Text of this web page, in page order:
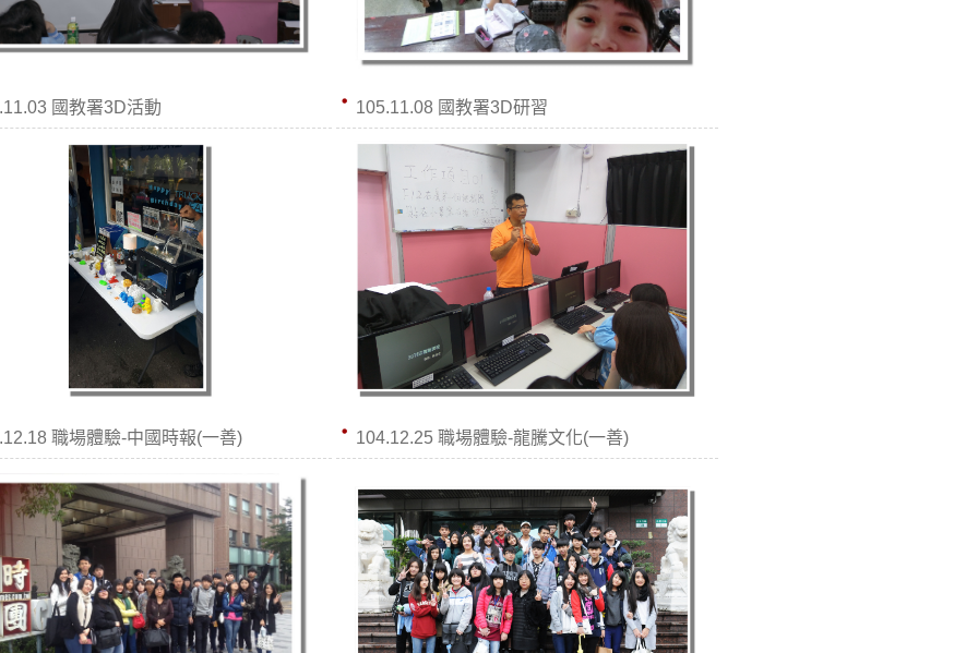
國教署3D活動 105.11.08 國教署3D研習
職場體驗-中國時報(一善) 104.12.25 職場體驗-龍騰文化(一善)